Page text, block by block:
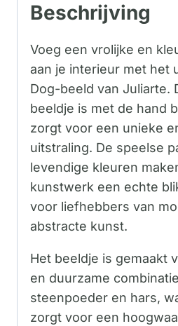
Beschrijving
Voeg een vrolijke en
aan je interieur met het
Dog-beeld van Juliarte.
beeldje is met de hand
zorgt voor een unieke
uitstraling. De speelse
levendige kleuren
kunstwerk een echte
voor liefhebbers van
abstracte kunst.
Het beeldje is gemaakt
en duurzame
steenpoeder en hars,
zorgt voor een